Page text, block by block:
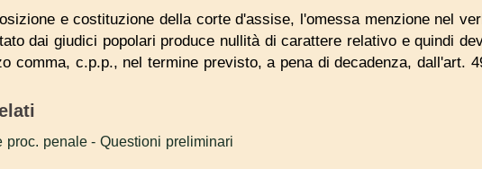
e costituzione della corte d'assise, l'omessa menzione nel
dai giudici popolari produce nullità di carattere relativo e quindi
comma, c.p.p., nel termine previsto, a pena di decadenza, dall'art.
proc. penale- Questioni preliminari